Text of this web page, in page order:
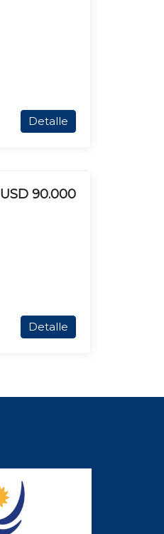
Detalle
USD 90.000
Detalle